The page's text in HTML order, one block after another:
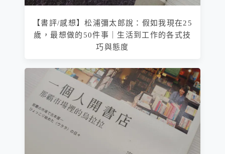
【書評/感想】松浦彌太郎說：假如我現在25
歲，最想做的50件事｜生活到工作的各式技
巧與態度